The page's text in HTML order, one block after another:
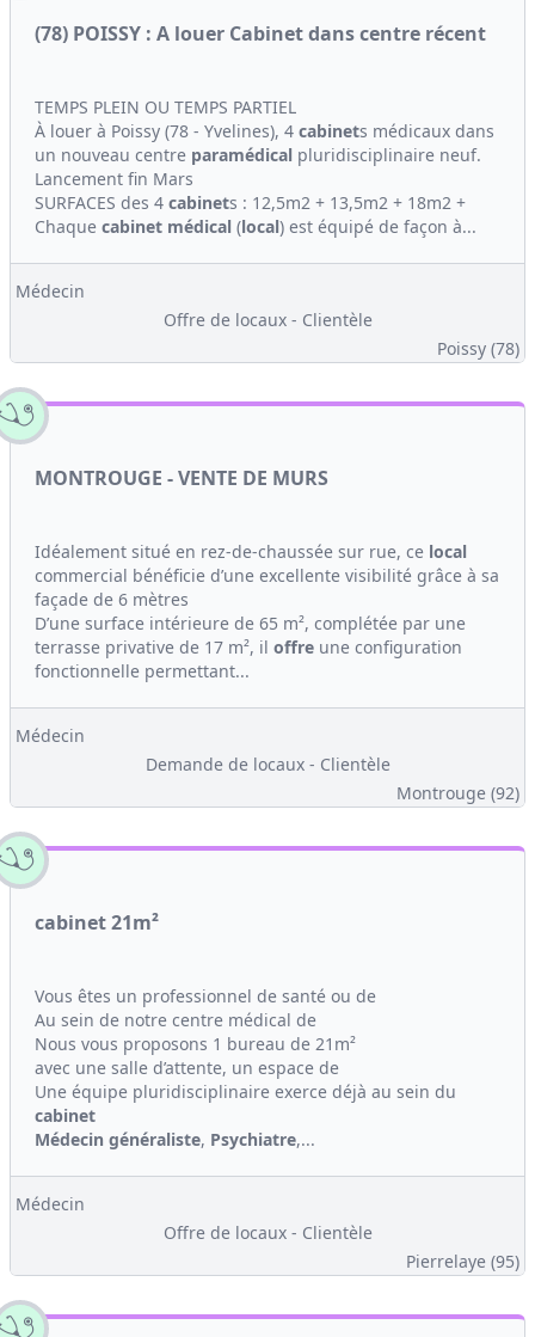
(78) POISSY : A louer Cabinet dans centre récent
TEMPS PLEIN OU TEMPS PARTIEL
À louer à Poissy (78 - Yvelines), 4 cabinets médicaux dans
un nouveau centre paramédical pluridisciplinaire neuf.
Lancement fin Mars
SURFACES des 4 cabinets : 12,5m2 + 13,5m2 + 18m2 +
Chaque cabinet médical (local) est équipé de façon à...
Médecin
Offre de locaux - Clientèle
Poissy (78)
MONTROUGE - VENTE DE MURS
Idéalement situé en rez-de-chaussée sur rue, ce local
commercial bénéficie d’une excellente visibilité grâce à sa
façade de 6 mètres
D’une surface intérieure de 65 m², complétée par une
terrasse privative de 17 m², il offre une configuration
fonctionnelle permettant...
Médecin
Demande de locaux - Clientèle
Montrouge (92)
cabinet 21m²
Vous êtes un professionnel de santé ou de
Au sein de notre centre médical de
Nous vous proposons 1 bureau de 21m²
avec une salle d’attente, un espace de
Une équipe pluridisciplinaire exerce déjà au sein du
cabinet
Médecin généraliste, Psychiatre,...
Médecin
Offre de locaux - Clientèle
Pierrelaye (95)